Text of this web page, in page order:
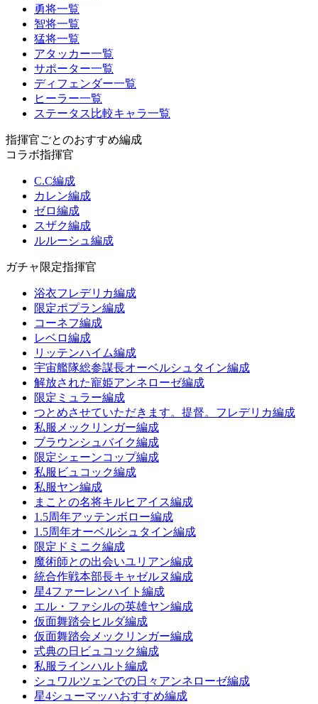
勇将一覧
智将一覧
猛将一覧
アタッカー一覧
サポーター一覧
ディフェンダー一覧
ヒーラー一覧
ステータス比較キャラ一覧
指揮官ごとのおすすめ編成
コラボ指揮官
C.C編成
カレン編成
ゼロ編成
スザク編成
ルルーシュ編成
ガチャ限定指揮官
浴衣フレデリカ編成
限定ポプラン編成
コーネフ編成
レベロ編成
リッテンハイム編成
宇宙艦隊総参謀長オーベルシュタイン編成
解放された寵姫アンネローゼ編成
限定ミュラー編成
つとめさせていただきます。提督。フレデリカ編成
私服メックリンガー編成
ブラウンシュバイク編成
限定シェーンコップ編成
私服ビュコック編成
私服ヤン編成
まことの名将キルヒアイス編成
1.5周年アッテンボロー編成
1.5周年オーベルシュタイン編成
限定ドミニク編成
魔術師との出会いユリアン編成
統合作戦本部長キャゼルヌ編成
星4ファーレンハイト編成
エル・ファシルの英雄ヤン編成
仮面舞踏会ヒルダ編成
仮面舞踏会メックリンガー編成
式典の日ビュコック編成
私服ラインハルト編成
シュワルツェンでの日々アンネローゼ編成
星4シューマッハおすすめ編成